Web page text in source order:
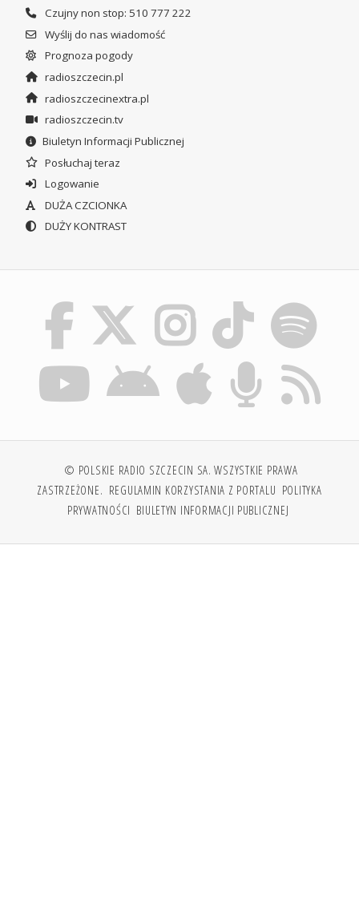
Czujny non stop: 510 777 222
Wyślij do nas wiadomość
Prognoza pogody
radioszczecin.pl
radioszczecinextra.pl
radioszczecin.tv
Biuletyn Informacji Publicznej
Posłuchaj teraz
Logowanie
DUŻA CZCIONKA
DUŻY KONTRAST
© POLSKIE RADIO SZCZECIN SA. WSZYSTKIE PRAWA
ZASTRZEŻONE. REGULAMIN KORZYSTANIA Z PORTALU POLITYKA
PRYWATNOŚCI BIULETYN INFORMACJI PUBLICZNEJ